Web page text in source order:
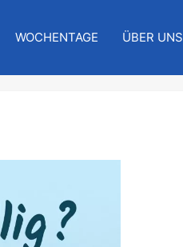
WOCHENTAGE ÜBER UNS